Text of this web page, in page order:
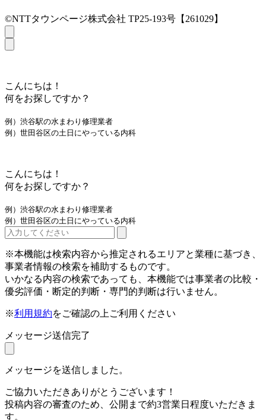
©NTTタウンページ株式会社 TP25-193号【261029】
こんにちは！
何をお探しですか？
例）渋谷駅の水まわり修理業者
例）世田谷区の土日にやっている内科
こんにちは！
何をお探しですか？
例）渋谷駅の水まわり修理業者
例）世田谷区の土日にやっている内科
※本機能は検索内容から推定されるエリアと業種に基づき、
事業者情報の検索を補助するものです。
いかなる内容の検索であっても、本機能では事業者の比較・
優劣評価・断定的判断・専門的判断は行いません。
※利用規約をご確認の上ご利用ください
メッセージ送信完了
メッセージを送信しました。
ご協力いただきありがとうございます！
投稿内容の審査のため、公開まで約3営業日程度いただきま
す。